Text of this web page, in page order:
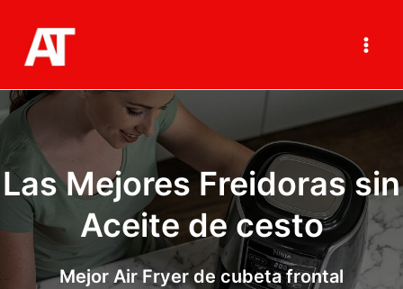
contenido
Main
Las Mejores Freidoras sin
Aceite de cesto
Mejor Air Fryer de cubeta frontal